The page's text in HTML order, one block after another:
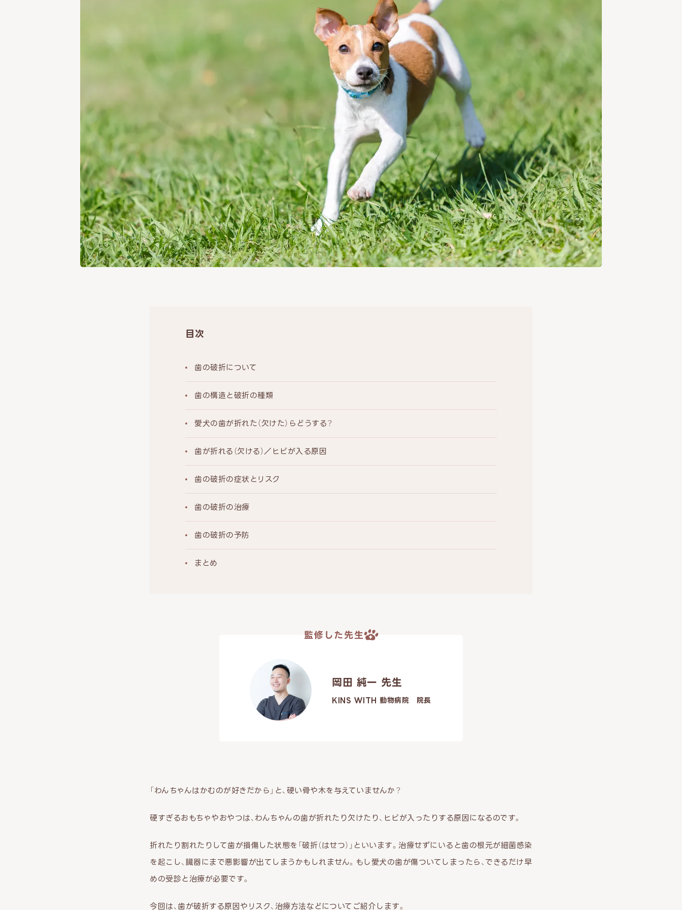
目次
歯の破折について
歯の構造と破折の種類
愛犬の歯が折れた（欠けた）らどうする？
歯が折れる（欠ける）／ヒビが入る原因
歯の破折の症状とリスク
歯の破折の治療
歯の破折の予防
まとめ
監修した先生
岡田 純一 先生
KINS WITH 動物病院 院長
「わんちゃんはかむのが好きだから」と、硬い骨や木を与えていませんか？
硬すぎるおもちゃやおやつは、わんちゃんの歯が折れたり欠けたり、ヒビが入ったりする原因になるのです。
折れたり割れたりして歯が損傷した状態を「破折（はせつ）」といいます。治療せずにいると歯の根元が細菌感染
を起こし、臓器にまで悪影響が出てしまうかもしれません。もし愛犬の歯が傷ついてしまったら、できるだけ早
めの受診と治療が必要です。
今回は、歯が破折する原因やリスク、治療方法などについてご紹介します。